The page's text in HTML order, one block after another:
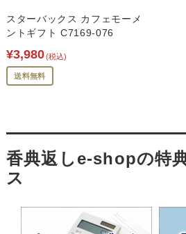
スターバックス カフェモーメ
ントギフト C7169-076
¥3,980(税込)
送料無料
香典返しe-shopの特
ス